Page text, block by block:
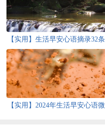
【实用】生活早安心语摘录32条
【实用】2024年生活早安心语微